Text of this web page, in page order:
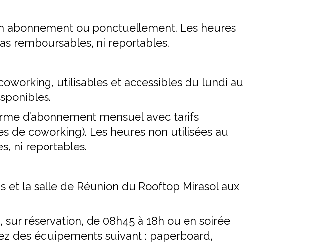
abonnement ou ponctuellement. Les heures
remboursables, ni reportables.
utilisables et accessibles du lundi au
d’abonnement mensuel avec tarifs
de coworking). Les heures non utilisées au
ni reportables.
et la salle de Réunion du Rooftop Mirasol aux
réservation, de 08h45 à 18h ou en soirée
des équipements suivant : paperboard,